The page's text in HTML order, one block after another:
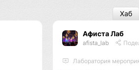
Афиста Лаб
afista_lab
Лаборатория
Хаб